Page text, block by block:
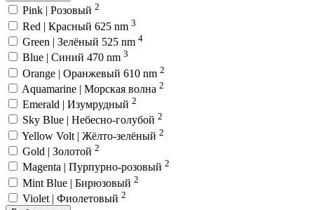
Pink | Розовый 2
Red | Красный 625 nm 3
Green | Зелёный 525 nm 4
Blue | Синий 470 nm 3
Orange | Оранжевый 610 nm 2
Aquamarine | Морская волна 2
Emerald | Изумрудный 2
Sky Blue | Небесно-голубой 2
Yellow Volt | Жёлто-зелёный 2
Gold | Золотой 2
Magenta | Пурпурно-розовый 2
Mint Blue | Бирюзовый 2
Violet | Фиолетовый 2